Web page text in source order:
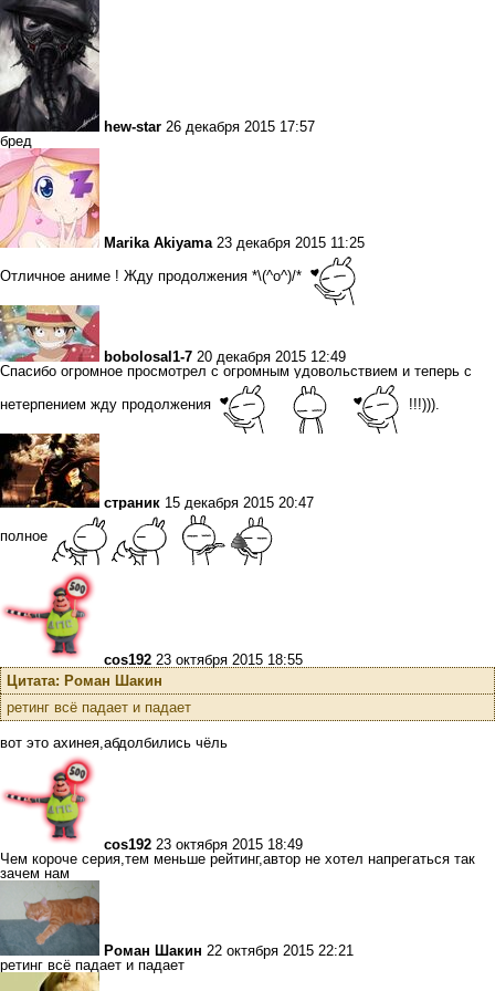
hew-star 26 декабря 2015 17:57
бред
Marika Akiyama 23 декабря 2015 11:25
Отличное аниме ! Жду продолжения *\(^o^)/*
bobolosal1-7 20 декабря 2015 12:49
Спасибо огромное просмотрел с огромным удовольствием и теперь с
нетерпением жду продолжения !!!))).
страник 15 декабря 2015 20:47
полное
cos192 23 октября 2015 18:55
Цитата: Роман Шакин
ретинг всё падает и падает
вот это ахинея,абдолбились чёль
cos192 23 октября 2015 18:49
Чем короче серия,тем меньше рейтинг,автор не хотел напрегаться так
зачем нам
Роман Шакин 22 октября 2015 22:21
ретинг всё падает и падает